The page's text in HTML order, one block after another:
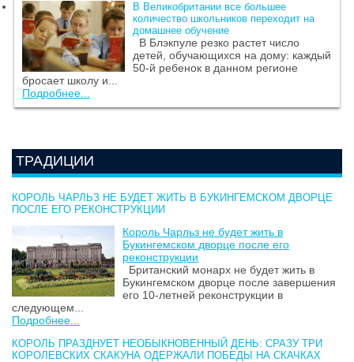
В Великобритании все большее
количество школьников переходит на
домашнее обучение
В Блэкпуле резко растет число
детей, обучающихся на дому: каждый
50-й ребенок в данном регионе
бросает школу и...
Подробнее...
ТРАДИЦИИ
КОРОЛЬ ЧАРЛЬЗ НЕ БУДЕТ ЖИТЬ В БУКИНГЕМСКОМ ДВОРЦЕ
ПОСЛЕ ЕГО РЕКОНСТРУКЦИИ
Король Чарльз не будет жить в
Букингемском дворце после его
реконструкции
Британский монарх не будет жить в
Букингемском дворце после завершения
его 10-летней реконструкции в
следующем...
Подробнее...
КОРОЛЬ ПРАЗДНУЕТ НЕОБЫКНОВЕННЫЙ ДЕНЬ: СРАЗУ ТРИ
КОРОЛЕВСКИХ СКАКУНА ОДЕРЖАЛИ ПОБЕДЫ НА СКАЧКАХ